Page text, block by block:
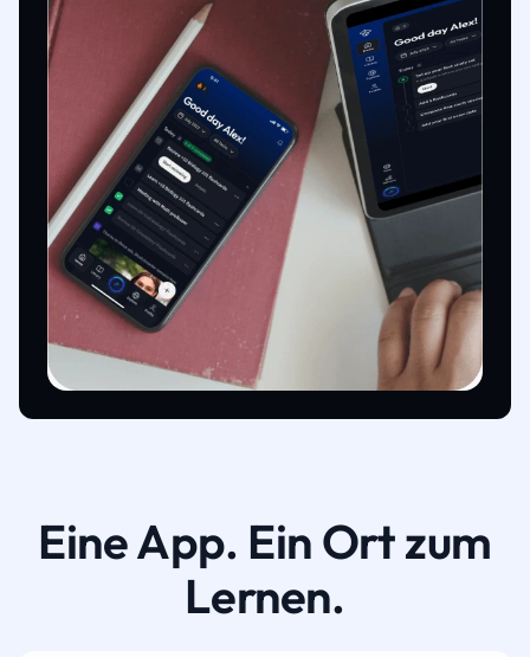
Eine App. Ein Ort zum
Lernen.